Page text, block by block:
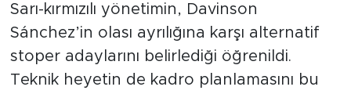
Sarı-kırmızılı yönetimin, Davinson
Sánchez’in olası ayrılığına karşı alternatif
stoper adaylarını belirlediği öğrenildi.
Teknik heyetin de kadro planlamasını bu